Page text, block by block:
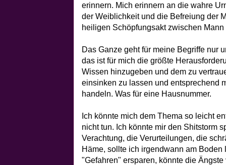
erinnern. Mich erinnern an die wahre
der Weiblichkeit und die Befreiung der
heiligen Schöpfungsakt zwischen Mann
Das Ganze geht für meine Begriffe nur
das ist für mich die größte
Wissen hinzugeben und dem zu
einsinken zu lassen und entsprechend
handeln. Was für eine Hausnummer.
Ich könnte mich dem Thema so leicht
nicht tun. Ich könnte mir den Shitstorm
Verachtung, die Verurteilungen, die
Häme, sollte ich irgendwann am Boden
"Gefahren" ersparen, könnte die